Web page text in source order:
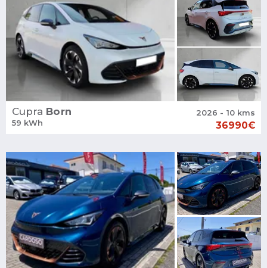
Cupra Born
59 kWh
2026 - 10 kms
36990€